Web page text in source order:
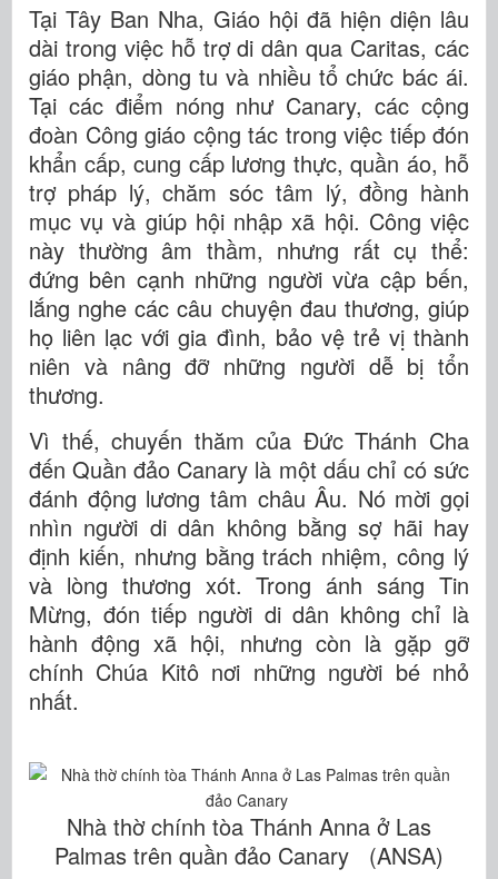
Tại Tây Ban Nha, Giáo hội đã hiện diện lâu
dài trong việc hỗ trợ di dân qua Caritas, các
giáo phận, dòng tu và nhiều tổ chức bác ái.
Tại các điểm nóng như Canary, các cộng
đoàn Công giáo cộng tác trong việc tiếp đón
khẩn cấp, cung cấp lương thực, quần áo, hỗ
trợ pháp lý, chăm sóc tâm lý, đồng hành
mục vụ và giúp hội nhập xã hội. Công việc
này thường âm thầm, nhưng rất cụ thể:
đứng bên cạnh những người vừa cập bến,
lắng nghe các câu chuyện đau thương, giúp
họ liên lạc với gia đình, bảo vệ trẻ vị thành
niên và nâng đỡ những người dễ bị tổn
thương.
Vì thế, chuyến thăm của Đức Thánh Cha
đến Quần đảo Canary là một dấu chỉ có sức
đánh động lương tâm châu Âu. Nó mời gọi
nhìn người di dân không bằng sợ hãi hay
định kiến, nhưng bằng trách nhiệm, công lý
và lòng thương xót. Trong ánh sáng Tin
Mừng, đón tiếp người di dân không chỉ là
hành động xã hội, nhưng còn là gặp gỡ
chính Chúa Kitô nơi những người bé nhỏ
nhất.
Nhà thờ chính tòa Thánh Anna ở Las
Palmas trên quần đảo Canary (ANSA)